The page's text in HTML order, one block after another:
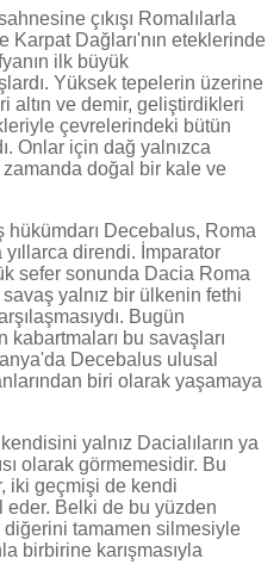
çıkışı Romalılarla
Karpat Dağları'nın eteklerinde
ilk büyük
Yüksek tepelerin üzerine
altın ve demir, geliştirdikleri
çevrelerindeki bütün
Onlar için dağ yalnızca
doğal bir kale ve
hükümdarı Decebalus, Roma
yıllarca direndi. İmparator
sefer sonunda Dacia Roma
yalnız bir ülkenin fethi
Bugün
bu savaşları
Decebalus ulusal
biri olarak yaşamaya
yalnız Dacialıların ya
olarak görmemesidir. Bu
iki geçmişi de kendi
eder. Belki de bu yüzden
diğerini tamamen silmesiyle
birbirine karışmasıyla